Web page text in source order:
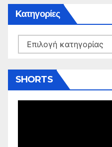
Kατηγορίες
Kατηγορίες
SHORTS